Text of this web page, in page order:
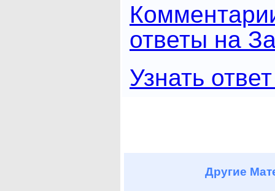
ответы на
Узнать
Другие